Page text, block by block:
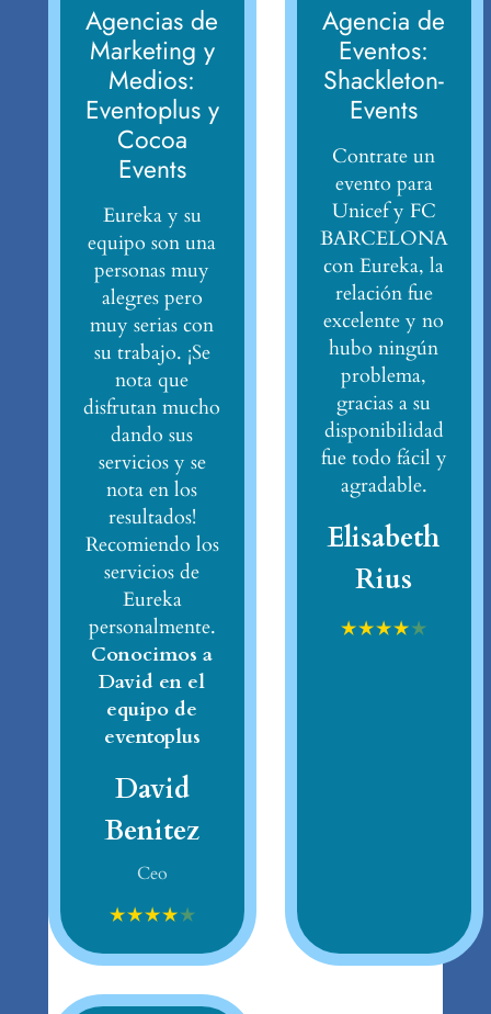
Agencias de
Marketing y
Medios:
Eventoplus y
Cocoa
Events
Eureka y su
equipo son una
personas muy
alegres pero
muy serias con
su trabajo. ¡Se
nota que
disfrutan mucho
dando sus
servicios y se
nota en los
resultados!
Recomiendo los
servicios de
Eureka
personalmente.
Conocimos a
David en el
equipo de
eventoplus
David
Benitez
Ceo
★★★★★
Agencia de
Eventos:
Shackleton-
Events
Contrate un
evento para
Unicef y FC
BARCELONA
con Eureka, la
relación fue
excelente y no
hubo ningún
problema,
gracias a su
disponibilidad
fue todo fácil y
agradable.
Elisabeth
Rius
★★★★★